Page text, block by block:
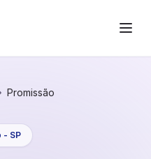
Promissão
- SP